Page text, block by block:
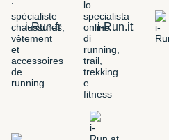
i-Run.fr i-Run.it